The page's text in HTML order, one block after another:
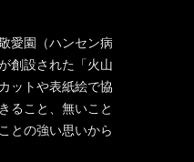
愛園（ハンセン病
創設された「火山
ットや表紙絵で協
ること、無いこと
との強い思いから